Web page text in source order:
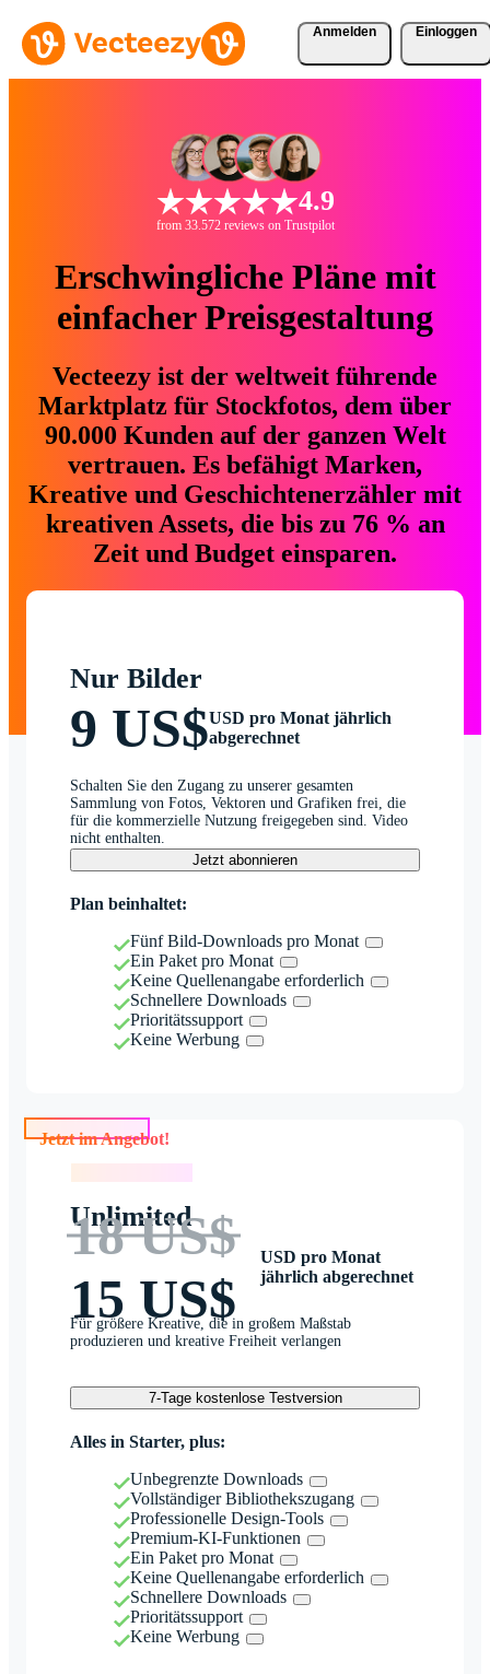
Anmelden Einloggen
4.9
from 33.572 reviews on Trustpilot
Erschwingliche Pläne mit
einfacher Preisgestaltung
Vecteezy ist der weltweit führende
Marktplatz für Stockfotos, dem über
90.000 Kunden auf der ganzen Welt
vertrauen. Es befähigt Marken,
Kreative und Geschichtenerzähler mit
kreativen Assets, die bis zu 76 % an
Zeit und Budget einsparen.
Nur Bilder
9 US$USD pro Monat jährlich
abgerechnet
Schalten Sie den Zugang zu unserer gesamten
Sammlung von Fotos, Vektoren und Grafiken frei, die
für die kommerzielle Nutzung freigegeben sind. Video
nicht enthalten.
Jetzt abonnieren
Plan beinhaltet:
Fünf Bild-Downloads pro Monat
Ein Paket pro Monat
Keine Quellenangabe erforderlich
Schnellere Downloads
Prioritätssupport
Keine Werbung
Jetzt im Angebot!
Unlimited
18 US$
15 US$
USD pro Monat
jährlich abgerechnet
Für größere Kreative, die in großem Maßstab
produzieren und kreative Freiheit verlangen
7-Tage kostenlose Testversion
Alles in Starter, plus:
Unbegrenzte Downloads
Vollständiger Bibliothekszugang
Professionelle Design-Tools
Premium-KI-Funktionen
Ein Paket pro Monat
Keine Quellenangabe erforderlich
Schnellere Downloads
Prioritätssupport
Keine Werbung